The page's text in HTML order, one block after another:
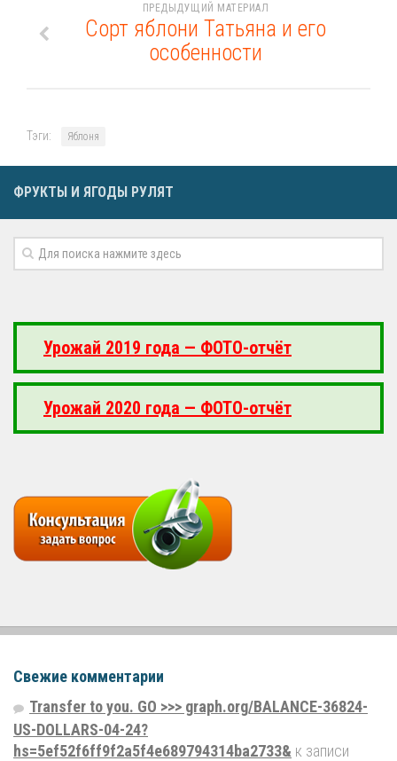
ПРЕДЫДУЩИЙ МАТЕРИАЛ
Сорт яблони Татьяна и его
особенности
Тэги: Яблоня
ФРУКТЫ И ЯГОДЫ РУЛЯТ
Урожай 2019 года — ФОТО-отчёт
Урожай 2020 года — ФОТО-отчёт
Свежие комментарии
Transfer to you. GO >>> graph.org/BALANCE-36824-
US-DOLLARS-04-24?
hs=5ef52f6ff9f2a5f4e689794314ba2733& к записи